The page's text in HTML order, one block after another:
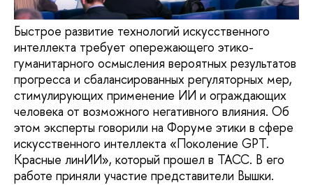
Быстрое развитие технологий искусственного
интеллекта требует опережающего этико-
гуманитарного осмысления вероятных результатов
прогресса и сбалансированных регуляторных мер,
стимулирующих применение ИИ и ограждающих
человека от возможного негативного влияния. Об
этом эксперты говорили на Форуме этики в сфере
искусственного интеллекта «Поколение GPT.
Красные линИИ», который прошел в ТАСС. В его
работе приняли участие представители Вышки.